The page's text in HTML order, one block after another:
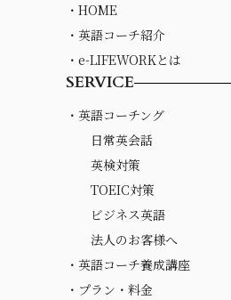
・HOME
・英語コーチ紹介
・e-LIFEWORKとは
SERVICE
・英語コーチング
日常英会話
英検対策
TOEIC対策
ビジネス英語
法人のお客様へ
・英語コーチ養成講座
・プラン・料金